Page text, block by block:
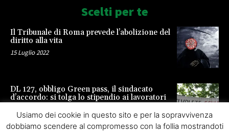
Scelti per te
Il Tribunale di Roma prevede l’abolizione del
diritto alla vita
15 Luglio 2022
DL 127, obbligo Green pass, il sindacato
d’accordo: si tolga lo stipendio ai lavoratori
Usiamo dei cookie in questo sito e per la sopravvivenza
dobbiamo scendere al compromesso con la follia mostrandoti